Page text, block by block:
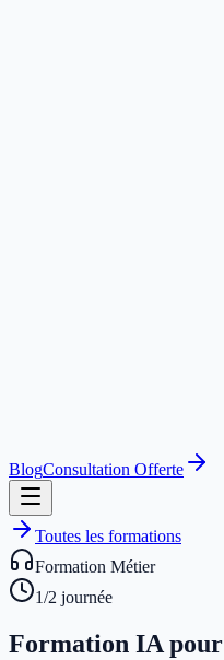
BlogConsultation Offerte
Toutes les formations
Formation Métier
1/2 journée
Formation IA pour